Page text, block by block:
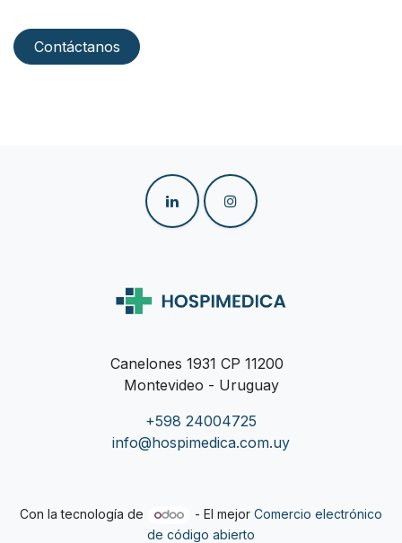
Contáctanos
Canelones 1931 CP 11200
Montevideo - Uruguay
+598 24004725
info@hospimedica.com.uy
Con la tecnología de - El mejor Comercio electrónico
de código abierto